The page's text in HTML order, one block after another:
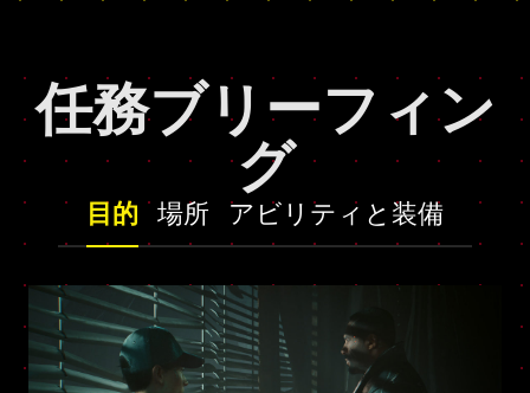
任務ブリーフィン
グ
目的 場所 アビリティと装備